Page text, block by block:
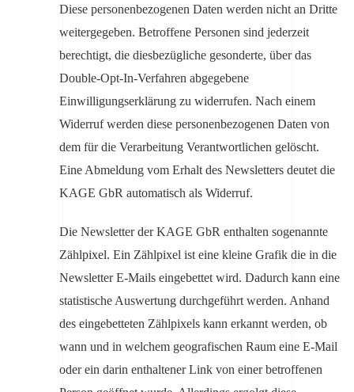
Diese personenbezogenen Daten werden nicht an Dritte
weitergegeben. Betroffene Personen sind jederzeit
berechtigt, die diesbezügliche gesonderte, über das
Double-Opt-In-Verfahren abgegebene
Einwilligungserklärung zu widerrufen. Nach einem
Widerruf werden diese personenbezogenen Daten von
dem für die Verarbeitung Verantwortlichen gelöscht.
Eine Abmeldung vom Erhalt des Newsletters deutet die
KAGE GbR automatisch als Widerruf.
Die Newsletter der KAGE GbR enthalten sogenannte
Zählpixel. Ein Zählpixel ist eine kleine Grafik die in die
Newsletter E-Mails eingebettet wird. Dadurch kann eine
statistische Auswertung durchgeführt werden. Anhand
des eingebetteten Zählpixels kann erkannt werden, ob
wann und in welchem geografischen Raum eine E-Mail
oder ein darin enthaltener Link von einer betroffenen